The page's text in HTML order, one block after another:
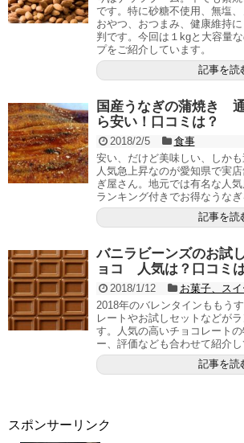
です。特に砂糖不使用、無塩
おやつ、おつまみ、健康維持
判です。今回は１kgと大容量
プをご紹介しています。
記事を読
国産うなぎの蒲焼き
ら安い！口コミは？
2018/2/5
食事
安い、だけど美味しい、しか
人気急上昇なのが愛知県で実
ぎ屋さん。地元では有名な人
ランキング付きでお得なうなぎ
記事を読
バニラビーンズのお試
ョコ 人気は？口コミ
2018/1/12
お菓子、ス
2018年のバレンタインももう
レートやお試しセットなどが
す。人気の高いチョコレート
ー、評価なども合わせて紹介し
記事を読
スポンサーリンク